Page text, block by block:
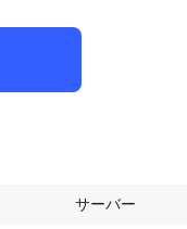
サーバー